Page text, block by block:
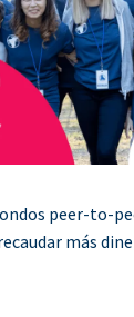
Fondos
peer-to-
más